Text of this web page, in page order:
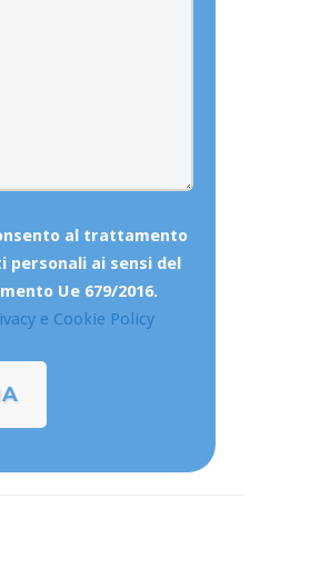
al trattamento
personali ai sensi del
Ue 679/2016.
e Cookie Policy